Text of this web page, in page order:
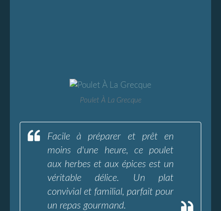
Poulet À La Grecque
Facile à préparer et prêt en
moins d'une heure, ce poulet
aux herbes et aux épices est un
véritable délice. Un plat
convivial et familial, parfait pour
un repas gourmand.